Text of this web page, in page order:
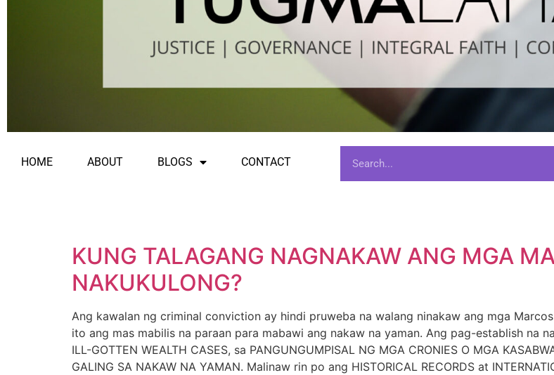
HOME ABOUT BLOGS CONTACT
KUNG TALAGANG NAGNAKAW ANG MGA
NAKUKULONG?
Ang kawalan ng criminal conviction ay hindi pruweba na walang ninakaw ang mga
ito ang mas mabilis na paraan para mabawi ang nakaw na yaman. Ang pag-establish na
ILL-GOTTEN WEALTH CASES, sa PANGUNGUMPISAL NG MGA CRONIES O MGA
GALING SA NAKAW NA YAMAN. Malinaw rin po ang HISTORICAL RECORDS at